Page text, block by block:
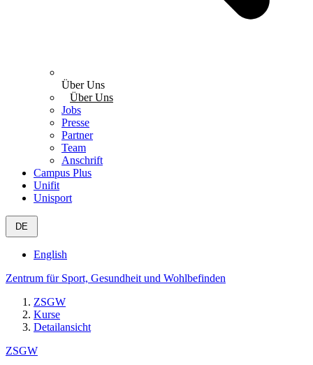
Über Uns
Über Uns
Jobs
Presse
Partner
Team
Anschrift
Campus Plus
Unifit
Unisport
DE
English
Zentrum für Sport, Gesundheit und Wohlbefinden
ZSGW
Kurse
Detailansicht
ZSGW